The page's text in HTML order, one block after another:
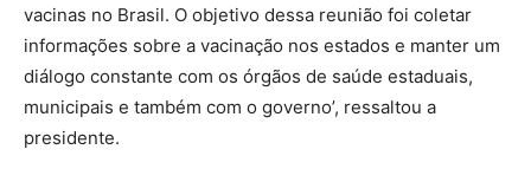
vacinas no Brasil. O objetivo dessa reunião foi coletar
informações sobre a vacinação nos estados e manter um
diálogo constante com os órgãos de saúde estaduais,
municipais e também com o governo’, ressaltou a
presidente.